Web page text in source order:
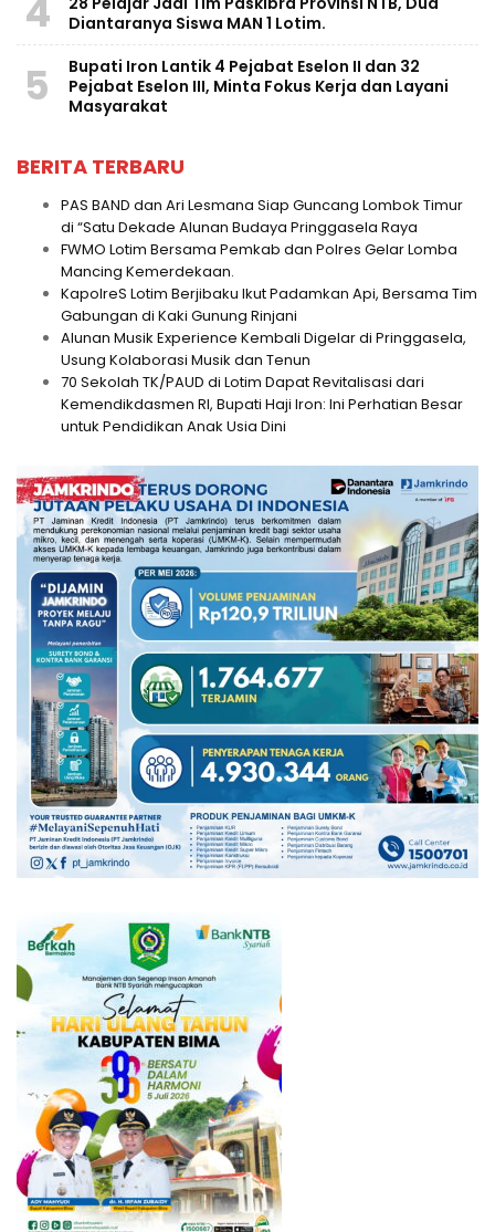
4
Diantaranya Siswa MAN 1 Lotim.
5
Bupati Iron Lantik 4 Pejabat Eselon II dan 32
Pejabat Eselon III, Minta Fokus Kerja dan Layani
Masyarakat
BERITA TERBARU
PAS BAND dan Ari Lesmana Siap Guncang Lombok Timur
di “Satu Dekade Alunan Budaya Pringgasela Raya
FWMO Lotim Bersama Pemkab dan Polres Gelar Lomba
Mancing Kemerdekaan.
KapolreS Lotim Berjibaku Ikut Padamkan Api, Bersama Tim
Gabungan di Kaki Gunung Rinjani
Alunan Musik Experience Kembali Digelar di Pringgasela,
Usung Kolaborasi Musik dan Tenun
70 Sekolah TK/PAUD di Lotim Dapat Revitalisasi dari
Kemendikdasmen RI, Bupati Haji Iron: Ini Perhatian Besar
untuk Pendidikan Anak Usia Dini